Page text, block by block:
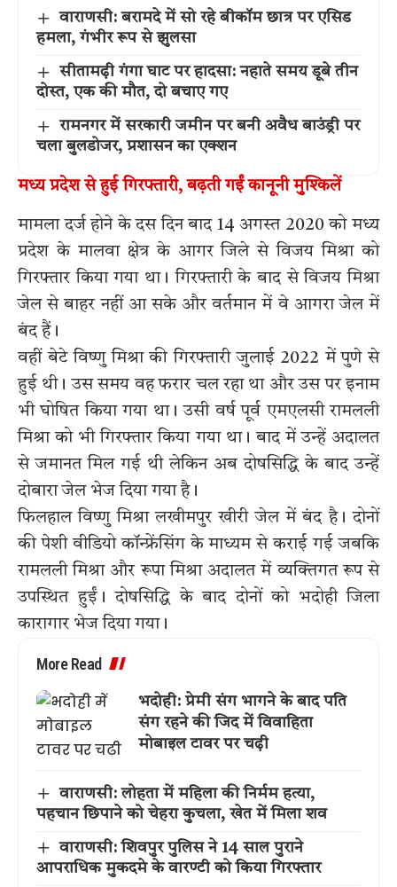
वाराणसी: बरामदे में सो रहे बीकॉम छात्र पर एसिड
हमला, गंभीर रूप से झुलसा
सीतामढ़ी गंगा घाट पर हादसा: नहाते समय डूबे तीन
दोस्त, एक की मौत, दो बचाए गए
रामनगर में सरकारी जमीन पर बनी अवैध बाउंड्री पर
चला बुलडोजर, प्रशासन का एक्शन
मध्य प्रदेश से हुई गिरफ्तारी, बढ़ती गईं कानूनी मुश्किलें
मामला दर्ज होने के दस दिन बाद 14 अगस्त 2020 को मध्य
प्रदेश के मालवा क्षेत्र के आगर जिले से विजय मिश्रा को
गिरफ्तार किया गया था। गिरफ्तारी के बाद से विजय मिश्रा
जेल से बाहर नहीं आ सके और वर्तमान में वे आगरा जेल में
बंद हैं।
वहीं बेटे विष्णु मिश्रा की गिरफ्तारी जुलाई 2022 में पुणे से
हुई थी। उस समय वह फरार चल रहा था और उस पर इनाम
भी घोषित किया गया था। उसी वर्ष पूर्व एमएलसी रामलली
मिश्रा को भी गिरफ्तार किया गया था। बाद में उन्हें अदालत
से जमानत मिल गई थी लेकिन अब दोषसिद्धि के बाद उन्हें
दोबारा जेल भेज दिया गया है।
फिलहाल विष्णु मिश्रा लखीमपुर खीरी जेल में बंद है। दोनों
की पेशी वीडियो कॉन्फ्रेंसिंग के माध्यम से कराई गई जबकि
रामलली मिश्रा और रूपा मिश्रा अदालत में व्यक्तिगत रूप से
उपस्थित हुईं। दोषसिद्धि के बाद दोनों को भदोही जिला
कारागार भेज दिया गया।
More Read
भदोही: प्रेमी संग भागने के बाद पति
संग रहने की जिद में विवाहिता
मोबाइल टावर पर चढ़ी
वाराणसी: लोहता में महिला की निर्मम हत्या,
पहचान छिपाने को चेहरा कुचला, खेत में मिला शव
वाराणसी: शिवपुर पुलिस ने 14 साल पुराने
आपराधिक मुकदमे के वारण्टी को किया गिरफ्तार